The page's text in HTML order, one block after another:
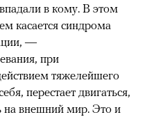
в кому. В этом
касается синдрома
—
при
тяжелейшего
перестает двигаться,
на внешний мир. Это и